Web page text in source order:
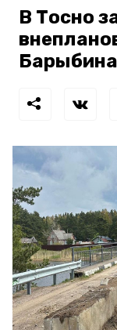
В Тосно
Барыбина